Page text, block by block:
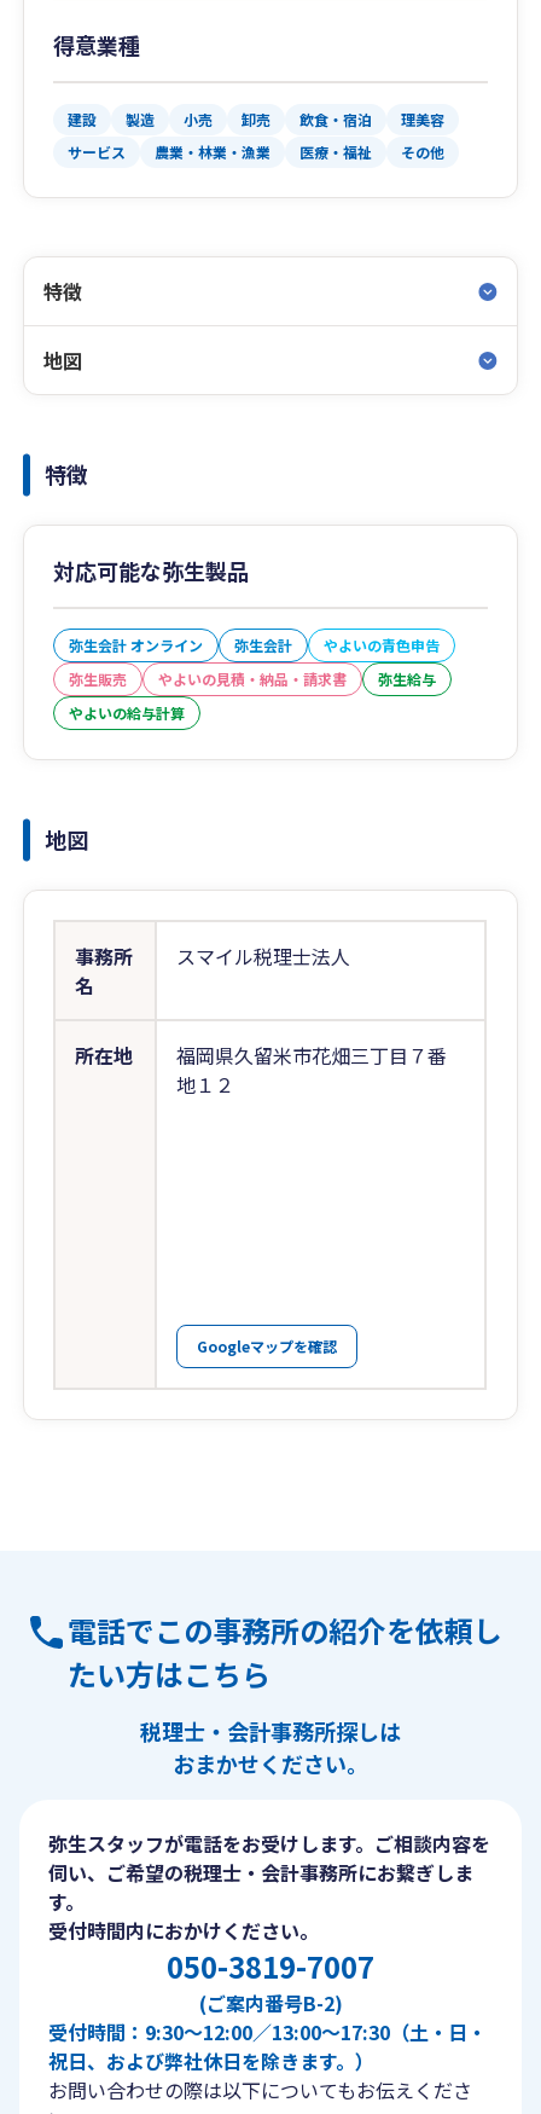
得意業種
建設 製造 小売 卸売 飲食・宿泊
理美容
サービス
農業・林業・漁業 医療・福祉 その他
特徴
地図
特徴
対応可能な弥生製品
弥生会計 オンライン 弥生会計
やよいの青色申告
弥生販売
やよいの見積・納品・請求書
弥生給与
やよいの給与計算
地図
事務所
名
スマイル税理士法人
所在地
福岡県久留米市花畑三丁目７番
地１２
Googleマップを確認
電話でこの事務所の紹介を依頼し
たい方はこちら
税理士・会計事務所探しは
おまかせください。
弥生スタッフが電話をお受けします。ご相談内容を
伺い、ご希望の税理士・会計事務所にお繋ぎしま
す。
受付時間内におかけください。
050-3819-7007
(ご案内番号B-2)
受付時間：9:30〜12:00／13:00〜17:30（土・日・
祝日、および弊社休日を除きます。）
お問い合わせの際は以下についてもお伝えくださ